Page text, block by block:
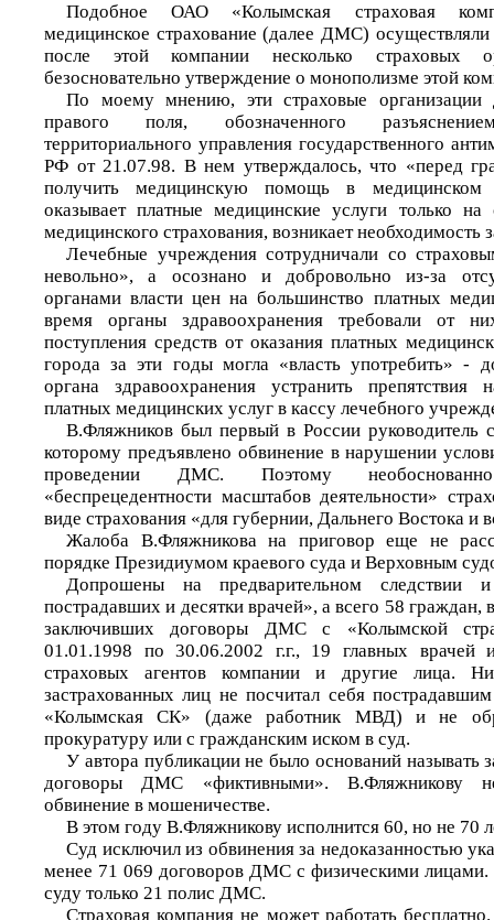
Подобное ОАО «Колымская страховая
медицинское страхование (далее ДМС)
после этой компании несколько страховых
безосновательно утверждение о монополизме этой
По моему мнению, эти страховые организации
правого поля, обозначенного
территориального управления государственного
РФ от 21.07.98. В нем утверждалось, что «перед
получить медицинскую помощь в медицинском
оказывает платные медицинские услуги только на
медицинского страхования, возникает необходимость
Лечебные учреждения сотрудничали со
невольно», а осознано и добровольно из-за
органами власти цен на большинство платных
время органы здравоохранения требовали от
поступления средств от оказания платных
города за эти годы могла «власть употребить» -
органа здравоохранения устранить препятствия
платных медицинских услуг в кассу лечебного
В.Фляжников был первый в России руководитель
которому предъявлено обвинение в нарушении
проведении ДМС. Поэтому
«беспрецедентности масштабов деятельности»
виде страхования «для губернии, Дальнего Востока и
Жалоба В.Фляжникова на приговор еще не
порядке Президиумом краевого суда и Верховным
Допрошены на предварительном
пострадавших и десятки врачей», а всего 58 граждан,
заключивших договоры ДМС с «Колымской
01.01.1998 по 30.06.2002 г.г., 19 главных врачей
страховых агентов компании и другие лица.
застрахованных лиц не посчитал себя пострадавшим
«Колымская СК» (даже работник МВД) и не
прокуратуру или с гражданским иском в суд.
У автора публикации не было оснований называть
договоры ДМС «фиктивными». В.Фляжникову
обвинение в мошеничестве.
В этом году В.Фляжникову исполнится 60, но не 70
Суд исключил из обвинения за недоказанностью
менее 71 069 договоров ДМС с физическими лицами.
суду только 21 полис ДМС.
Страховая компания не может работать